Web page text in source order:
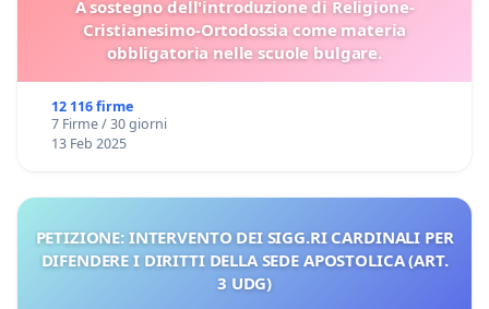
A sostegno dell'introduzione di Religione-
Cristianesimo-Ortodossia come materia
obbligatoria nelle scuole bulgare.
12 116 firme
7 Firme / 30 giorni
13 Feb 2025
PETIZIONE: INTERVENTO DEI SIGG.RI CARDINALI PER
DIFENDERE I DIRITTI DELLA SEDE APOSTOLICA (ART.
3 UDG)